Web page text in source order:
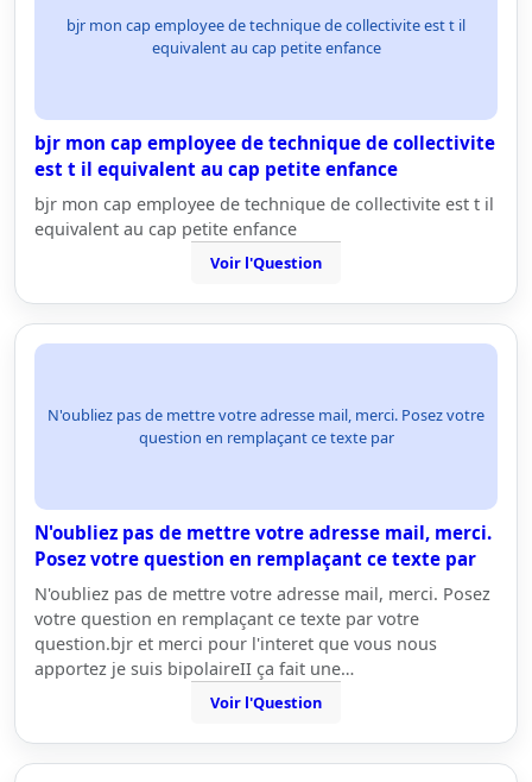
bjr mon cap employee de technique de collectivite est t il
equivalent au cap petite enfance
bjr mon cap employee de technique de collectivite
est t il equivalent au cap petite enfance
bjr mon cap employee de technique de collectivite est t il
equivalent au cap petite enfance
Voir l'Question
N'oubliez pas de mettre votre adresse mail, merci. Posez votre
question en remplaçant ce texte par
N'oubliez pas de mettre votre adresse mail, merci.
Posez votre question en remplaçant ce texte par
N'oubliez pas de mettre votre adresse mail, merci. Posez
votre question en remplaçant ce texte par votre
question.bjr et merci pour l'interet que vous nous
apportez je suis bipolaireII ça fait une…
Voir l'Question